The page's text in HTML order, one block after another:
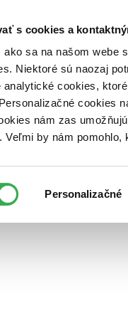
s cookies a
ako sa na našom webe
Niektoré sú naozaj
analytické cookies,
cookies
nám zas
Veľmi by nám
Personalizačné
Kontakt